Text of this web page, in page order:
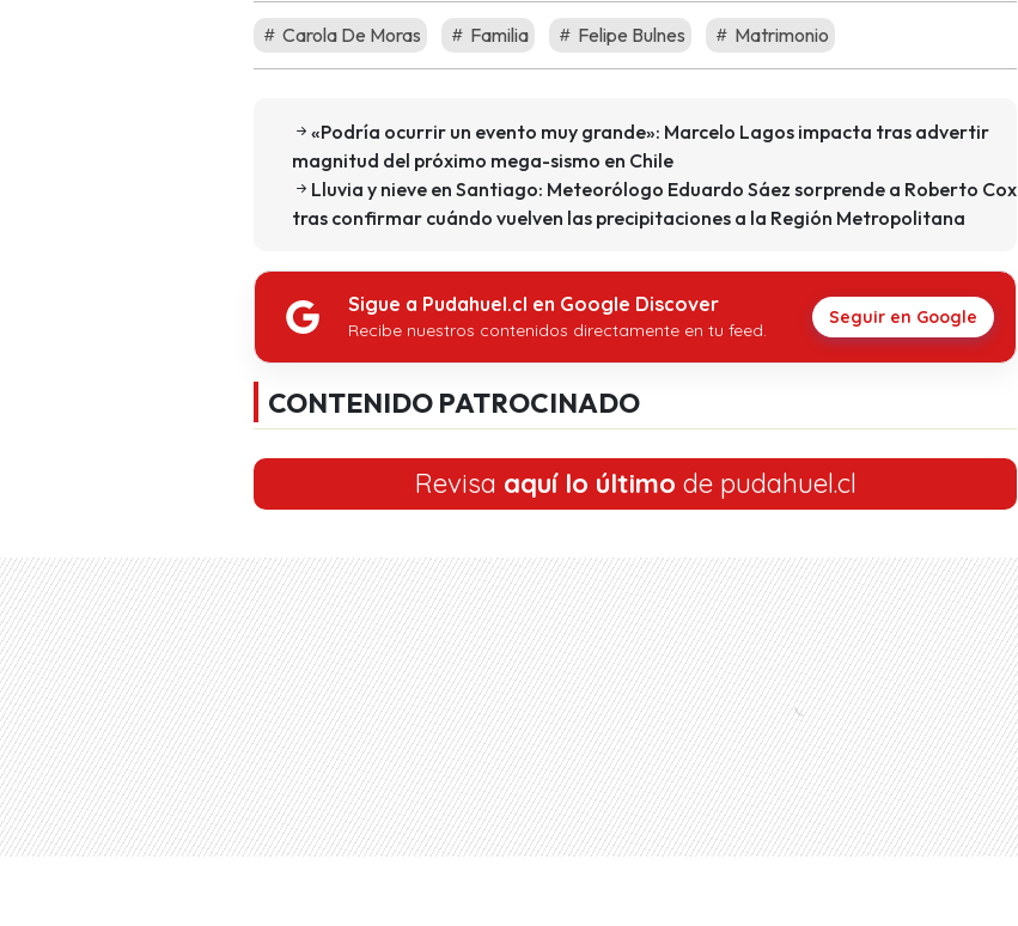
Carola De Moras Familia Felipe Bulnes Matrimonio
«Podría ocurrir un evento muy grande»: Marcelo Lagos impacta tras advertir
magnitud del próximo mega-sismo en Chile
Lluvia y nieve en Santiago: Meteorólogo Eduardo Sáez sorprende a Roberto Cox
tras confirmar cuándo vuelven las precipitaciones a la Región Metropolitana
Sigue a Pudahuel.cl en Google Discover
Recibe nuestros contenidos directamente en tu feed.
Seguir en Google
CONTENIDO PATROCINADO
Revisa aquí lo último de pudahuel.cl